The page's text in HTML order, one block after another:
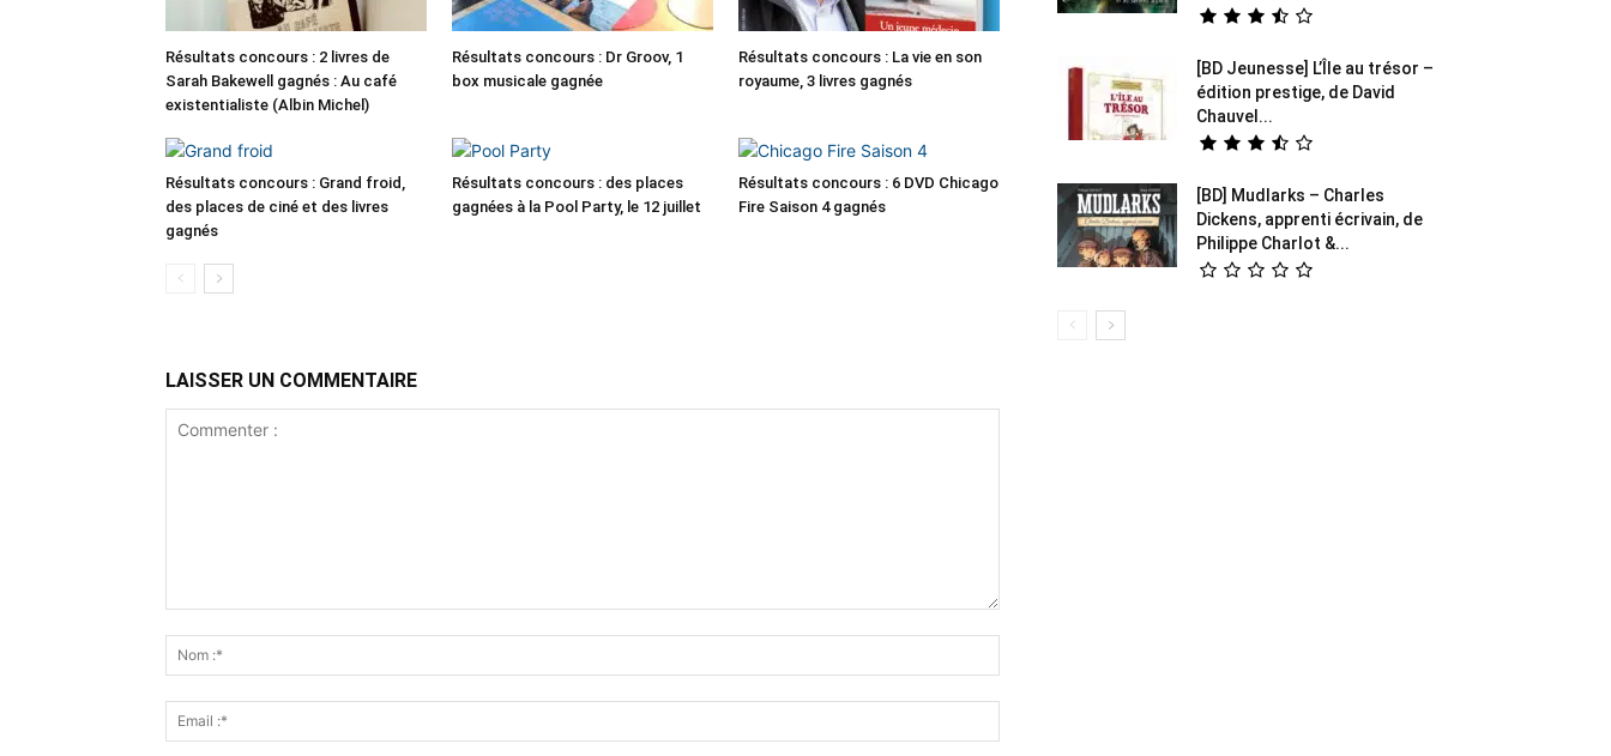
Résultats concours : 2 livres de
Sarah Bakewell gagnés : Au café
existentialiste (Albin Michel)
Résultats concours : Dr Groov, 1
box musicale gagnée
Résultats concours : La vie en son
royaume, 3 livres gagnés
Résultats concours : Grand froid,
des places de ciné et des livres
gagnés
Résultats concours : des places
gagnées à la Pool Party, le 12 juillet
Résultats concours : 6 DVD Chicago
Fire Saison 4 gagnés
LAISSER UN COMMENTAIRE
[BD Jeunesse] L’Île au trésor –
édition prestige, de David
Chauvel...
[BD] Mudlarks – Charles
Dickens, apprenti écrivain, de
Philippe Charlot &...